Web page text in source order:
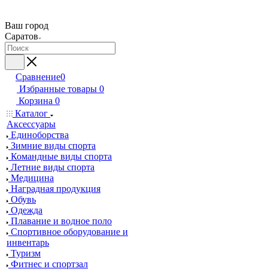
Ваш город
Саратов
Сравнение0
Избранные товары 0
Корзина 0
Каталог
Аксессуары
Единоборства
Зимние виды спорта
Командные виды спорта
Летние виды спорта
Медицина
Наградная продукция
Обувь
Одежда
Плавание и водное поло
Спортивное оборудование и
инвентарь
Туризм
Фитнес и спортзал